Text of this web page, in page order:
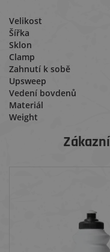
Velikost
Šířka
Sklon
Clamp
Zahnutí k sobě
Upsweep
Vedení bovdenů
Materiál
Weight